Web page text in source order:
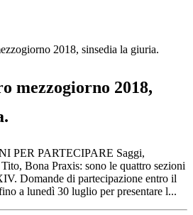
2018, sinsedia la giuria.
mezzogiorno 2018,
PER PARTECIPARE Saggi,
Bona Praxis: sono le quattro sezioni
Domande di partecipazione entro il
a lunedì 30 luglio per presentare l...